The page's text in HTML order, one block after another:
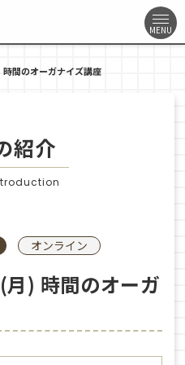
間のオーガナイズ講座
紹介
オンライン
) 時間のオーガ